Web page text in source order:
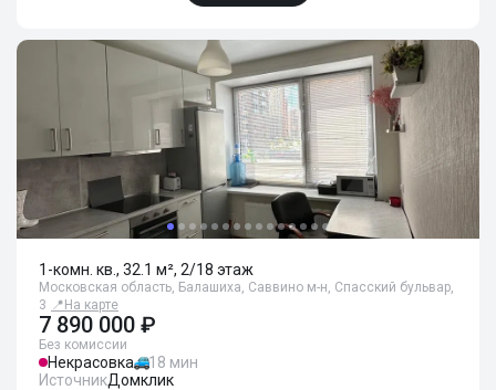
1-комн. кв., 32.1 м², 2/18 этаж
Московская область, Балашиха, Саввино м-н, Спасский бульвар,
3 📍 На карте
7 890 000 ₽
Без комиссии
Некрасовка
18 мин
ИсточникДомклик